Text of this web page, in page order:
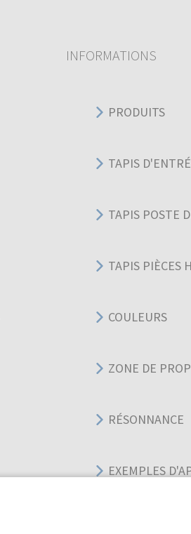
INFORMATIONS
PRODUITS
TAPIS
TAPIS POSTE
TAPIS PIÈCES
COULEURS
ZONE DE
RÉSONNANCE
EXEMPLES